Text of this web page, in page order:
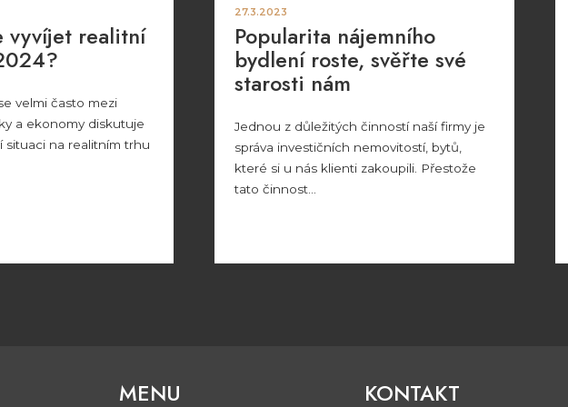
vyvíjet realitní
velmi často mezi
a ekonomy diskutuje
situaci na realitním trhu
27.3.2023
Popularita nájemního
bydlení roste, svěřte své
starosti nám
Jednou z důležitých činností naší firmy je
správa investičních nemovitostí, bytů,
které si u nás klienti zakoupili. Přestože
tato činnost...
MENU KONTAKT